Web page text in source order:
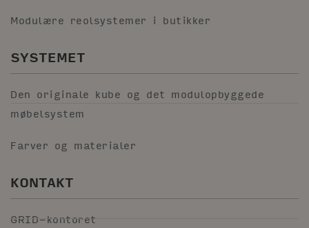
Modulære reolsystemer i butikker
SYSTEMET
Den originale kube og det modulopbyggede
møbelsystem
Farver og materialer
KONTAKT
GRID-kontoret